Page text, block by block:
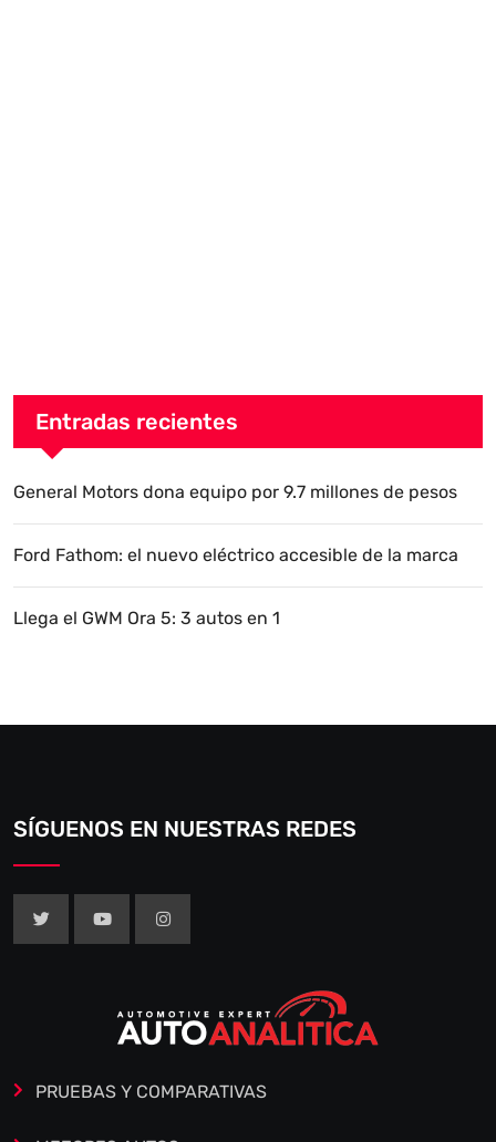
Entradas recientes
General Motors dona equipo por 9.7 millones de pesos
Ford Fathom: el nuevo eléctrico accesible de la marca
Llega el GWM Ora 5: 3 autos en 1
SÍGUENOS EN NUESTRAS REDES
PRUEBAS Y COMPARATIVAS